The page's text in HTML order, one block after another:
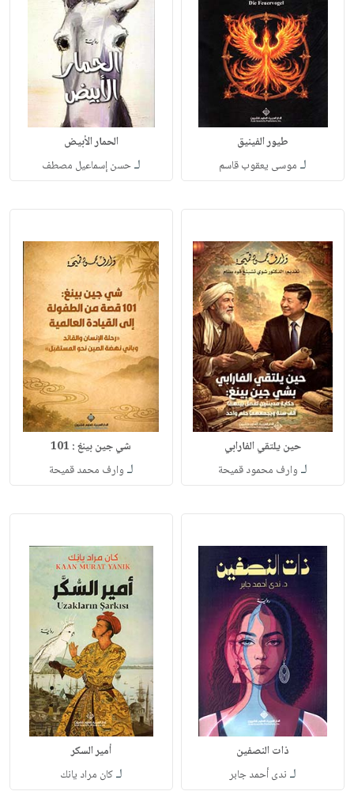
طيور الفينيق
لـ موسى يعقوب قاسم
الحمار الأبيض
لـحسن إسماعيل مصطف
حين يلتقي الفارابي
لـ وارف محمود قميحة
شي جين بينغ : 101
لـ وارف محمد قميحة
ذات النصفين
لـ ندى أحمد جابر
أمير السكر
لـكان مراد يانك